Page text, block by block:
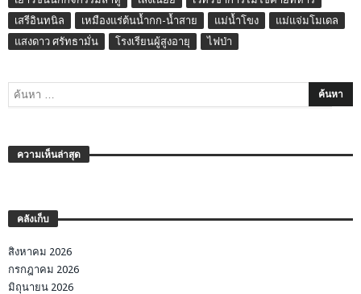
เสรีอินทนิล
เหมืองแร่ต้นน้ำกก-น้ำสาย แม่น้ำโขง
แม่แจ่มโมเดล
แสงดาว ศรัทธามั่น
โรงเรียนผู้สูงอายุ ไฟป่า
ความเห็นล่าสุด
คลังเก็บ
สิงหาคม 2026
กรกฎาคม 2026
มิถุนายน 2026